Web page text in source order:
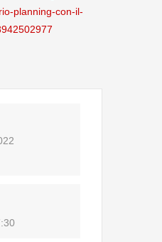
planning-con-il-